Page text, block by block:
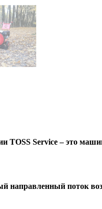
TOSS Service – это
направленный поток